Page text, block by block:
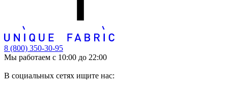
8 (800) 350-30-95
Мы работаем с 10:00 до 22:00
В социальных сетях ищите нас: